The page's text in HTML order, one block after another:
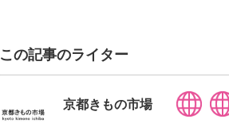
この記事のライター
京都きもの市場